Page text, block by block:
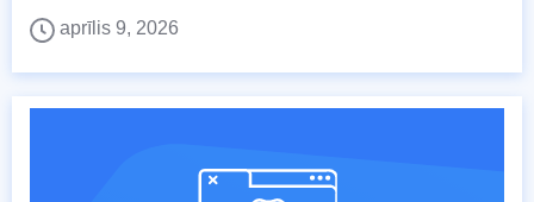
aprīlis 9, 2026